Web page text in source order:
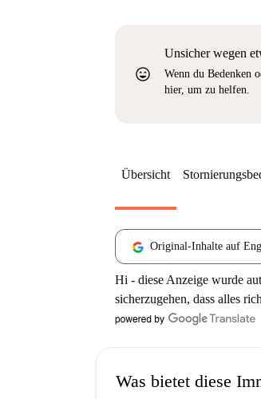
sentiment_very_satisfied
Unsicher wegen
Wenn du Bedenken
hier, um zu helfen.
Übersicht
Original-Inhalte auf
Hi - diese Anzeige wurde
sicherzugehen, dass alles
Was bietet diese